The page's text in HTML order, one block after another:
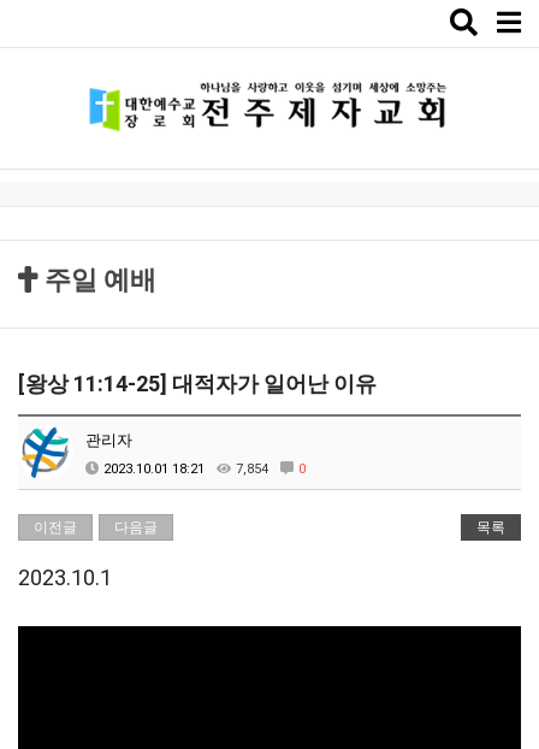
Toggle
주일 예배
[왕상 11:14-25] 대적자가 일어난 이유
관리자
2023.10.01 18:21 7,854 0
이전글 다음글 목록
2023.10.1